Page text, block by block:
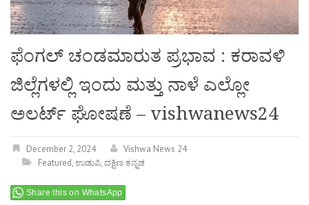
ಫೆಂಗಲ್ ಚಂಡಮಾರುತ ಪ್ರಭಾವ : ಕರಾವಳಿ
ಜಿಲ್ಲೆಗಳಲ್ಲಿ ಇಂದು ಮತ್ತು ನಾಳೆ ಎಲ್ಲೋ
ಅಲರ್ಟ್ ಘೋಷಣೆ – vishwanews24
December 2, 2024
Vishwa News 24
Featured,ಉಡುಪಿ,ದಕ್ಷಿಣ ಕನ್ನಡ
Share this on WhatsApp